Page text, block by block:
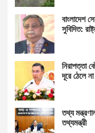
বাংলাদেশ
সুবিদিত:
নিরাপত্তা
দূরে ঠেলে
তথ্য
তথ্যমন্ত্রী